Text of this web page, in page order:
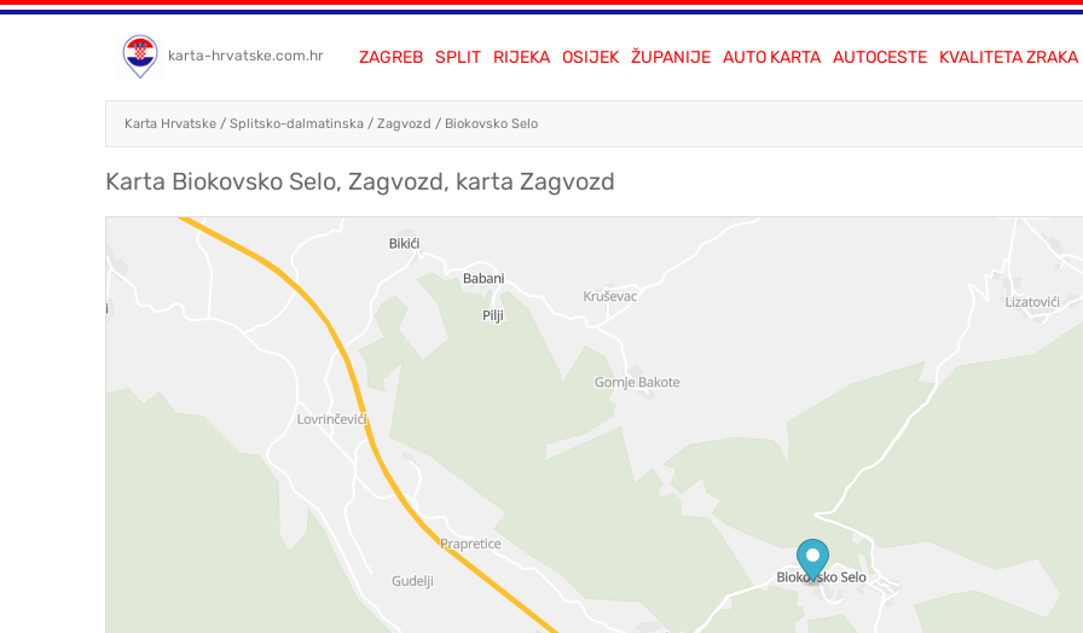
karta-hrvatske.com.hr ZAGREB SPLIT RIJEKA OSIJEK ŽUPANIJE AUTO KARTA AUTOCESTE KVALITETA ZRAKA
Karta Hrvatske / Splitsko-dalmatinska / Zagvozd / Biokovsko Selo
Karta Biokovsko Selo, Zagvozd, karta Zagvozd